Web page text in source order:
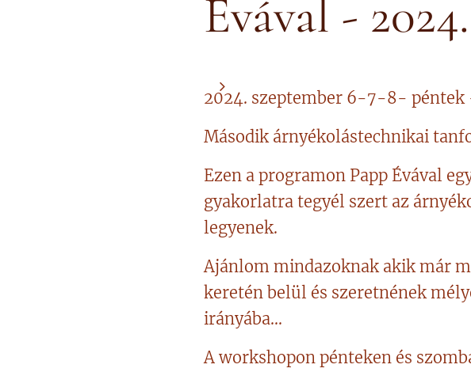
Évával -
2024. szeptember 6-7-8- péntek
Második árnyékolástechnikai
Ezen a programon Papp Évával
gyakorlatra tegyél szert az
legyenek.
Ajánlom mindazoknak akik már
keretén belül és szeretnének
irányába...
A workshopon pénteken és